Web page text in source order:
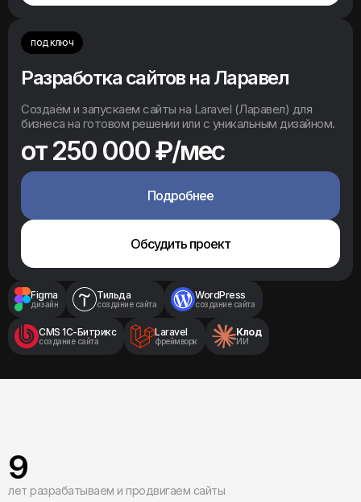
под ключ
Разработка сайтов на Ларавел
Создаём и запускаем сайты на Laravel (Ларавел) для
бизнеса на готовом решении или с уникальным дизайном.
от 250 000 ₽/мес
Подробнее
Обсудить проект
Figma
дизайн
Тильда
создание сайта
WordPress
создание сайта
CMS 1С-Битрикс
создание сайта
Laravel
фреймворк
Клод
ИИ
9
лет разрабатываем и продвигаем сайты